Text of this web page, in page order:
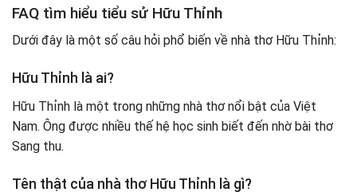
FAQ tìm hiểu tiểu sử Hữu Thỉnh
Dưới đây là một số câu hỏi phổ biến về nhà thơ Hữu Thỉnh:
Hữu Thỉnh là ai?
Hữu Thỉnh là một trong những nhà thơ nổi bật của Việt
Nam. Ông được nhiều thế hệ học sinh biết đến nhờ bài thơ
Sang thu.
Tên thật của nhà thơ Hữu Thỉnh là gì?